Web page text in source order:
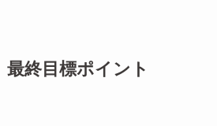
最終目標ポイント